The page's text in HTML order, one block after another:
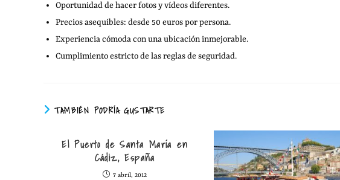
Oportunidad de hacer fotos y vídeos diferentes.
Precios asequibles: desde 50 euros por persona.
Experiencia cómoda con una ubicación inmejorable.
Cumplimiento estricto de las reglas de seguridad.
TAMBIÉN PODRÍA GUSTARTE
El Puerto de Santa María en
Cádiz, España
7 abril, 2012